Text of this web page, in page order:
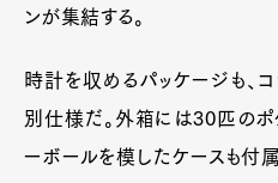
ンが集結する。
時計を収めるパッケージも、
別仕様だ。外箱には30匹のポ
ーボールを模したケースも付